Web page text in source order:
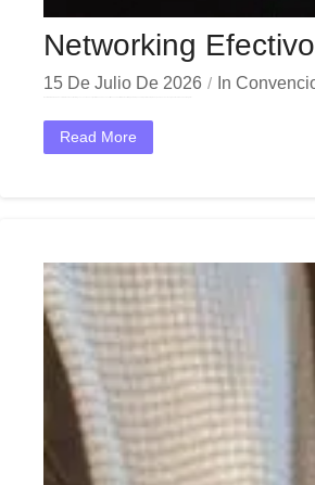
Networking
15 De Julio De 2026 In
Read More